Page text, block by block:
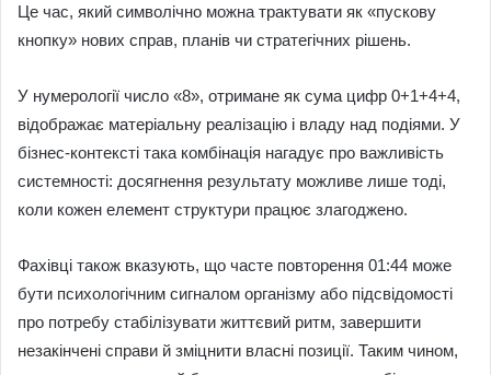
Це час, який символічно можна трактувати як «пускову
кнопку» нових справ, планів чи стратегічних рішень.
У нумерології число «8», отримане як сума цифр 0+1+4+4,
відображає матеріальну реалізацію і владу над подіями. У
бізнес-контексті така комбінація нагадує про важливість
системності: досягнення результату можливе лише тоді,
коли кожен елемент структури працює злагоджено.
Фахівці також вказують, що часте повторення 01:44 може
бути психологічним сигналом організму або підсвідомості
про потребу стабілізувати життєвий ритм, завершити
незакінчені справи й зміцнити власні позиції. Таким чином,